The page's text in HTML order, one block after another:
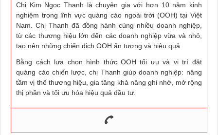
Chị Kim Ngọc Thanh là chuyên gia với hơn 10 năm kinh
nghiệm trong lĩnh vực quảng cáo ngoài trời (OOH) tại Việt
Nam. Chị Thanh đã đồng hành cùng nhiều doanh nghiệp,
từ các thương hiệu lớn đến các doanh nghiệp vừa và nhỏ,
tạo nên những chiến dịch OOH ấn tượng và hiệu quả.
Bằng cách lựa chọn hình thức OOH tối ưu và vị trí đặt
quảng cáo chiến lược, chị Thanh giúp doanh nghiệp: nâng
tầm vị thế thương hiệu, gia tăng khả năng ghi nhớ, mở rộng
thị phần và tối ưu hóa hiệu quả đầu tư.